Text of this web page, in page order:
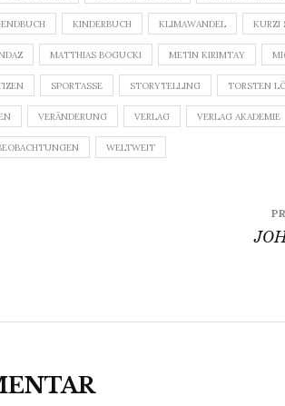
KINDERBUCH KLIMAWANDEL KURZI
MATTHIAS BOGUCKI METIN KIRIMTAY
SPORTASSE STORYTELLING TORSTEN
VERÄNDERUNG VERLAG VERLAG AKADEMIE
WELTWEIT